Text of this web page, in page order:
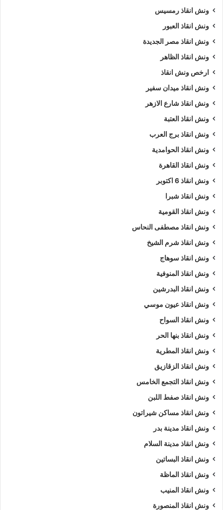
ونش انقاذ رمسيس
ونش انقاذ العبور
ونش انقاذ مصر الجديدة
ونش انقاذ الظاهر
ارخص ونش انقاذ
ونش انقاذ ميدان سفير
ونش انقاذ شارع الازهر
ونش انقاذ العتبة
ونش انقاذ برج العرب
ونش انقاذ الحوامدية
ونش انقاذ القاهرة
ونش انقاذ 6 اكتوبر
ونش انقاذ شبرا
ونش انقاذ القومية
ونش انقاذ مصطفى النحاس
ونش انقاذ شرم الشيخ
ونش انقاذ سوهاج
ونش انقاذ المنوفية
ونش انقاذ البدرشين
ونش انقاذ عيون موسي
ونش انقاذ السواح
ونش انقاذ بنها الحر
ونش انقاذ المطرية
ونش انقاذ الزقازيق
ونش انقاذ التجمع الخامس
ونش انقاذ صفط اللبن
ونش انقاذ مساكن شيراتون
ونش انقاذ مدينة بدر
ونش انقاذ مدينة السلام
ونش انقاذ البساتين
ونش انقاذ الماظة
ونش انقاذ المنيب
ونش انقاذ المنصورة